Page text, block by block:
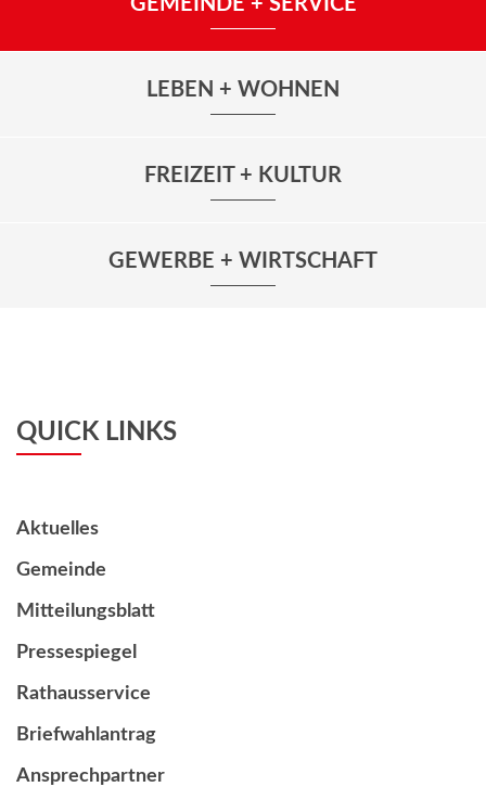
GEMEINDE + SERVICE
LEBEN + WOHNEN
FREIZEIT + KULTUR
GEWERBE + WIRTSCHAFT
QUICK LINKS
Aktuelles
Gemeinde
Mitteilungsblatt
Pressespiegel
Rathausservice
Briefwahlantrag
Ansprechpartner